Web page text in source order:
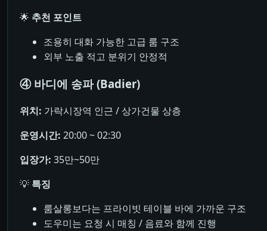
🌟 추천 포인트
조용히 대화 가능한 고급 룸 구조
외부 노출 적고 분위기 안정적
④ 바디에 송파 (Badier)
위치: 가락시장역 인근 / 상가건물 상층
운영시간: 20:00 ~ 02:30
입장가: 35만~50만
💡 특징
룸살롱보다는 프라이빗 테이블 바에 가까운 구조
도우미는 요청 시 매칭 / 음료와 함께 진행